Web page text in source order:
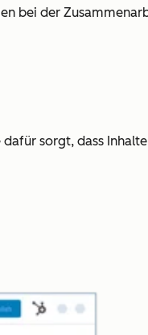
bei der
sorgt, dass